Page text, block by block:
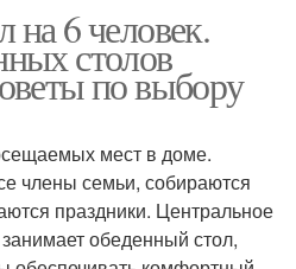
на 6 человек.
столов
по выбору
мест в доме.
члены семьи, собираются
праздники. Центральное
обеденный стол,